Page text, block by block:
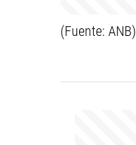
(Fuente: ANB)